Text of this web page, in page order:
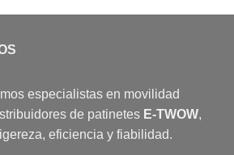
especialistas en movilidad
de patinetes E-TWOW,
eficiencia y fiabilidad.